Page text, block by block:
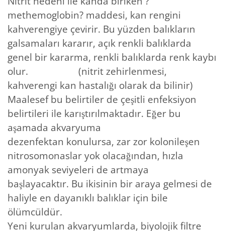
methemoglobin? maddesi, kan rengini
kahverengiye çevirir. Bu yüzden balıkların
galsamaları kararır, açık renkli balıklarda
genel bir kararma, renkli balıklarda renk kaybı
olur. (nitrit zehirlenmesi,
kahverengi kan hastalığı olarak da bilinir)
Maalesef bu belirtiler de çeşitli enfeksiyon
belirtileri ile karıştırılmaktadır. Eğer bu
aşamada akvaryuma
dezenfektan konulursa, zar zor kolonileşen
nitrosomonaslar yok olacağından, hızla
amonyak seviyeleri de artmaya
başlayacaktır. Bu ikisinin bir araya gelmesi de
haliyle en dayanıklı balıklar için bile
ölümcüldür.
Yeni kurulan akvaryumlarda, biyolojik filtre